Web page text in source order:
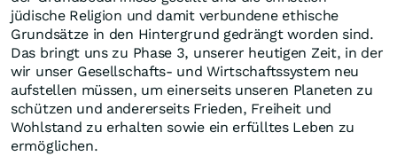
jüdische Religion und damit verbundene ethische
Grundsätze in den Hintergrund gedrängt worden sind.
Das bringt uns zu Phase 3, unserer heutigen Zeit, in der
wir unser Gesellschafts- und Wirtschaftssystem neu
aufstellen müssen, um einerseits unseren Planeten zu
schützen und andererseits Frieden, Freiheit und
Wohlstand zu erhalten sowie ein erfülltes Leben zu
ermöglichen.